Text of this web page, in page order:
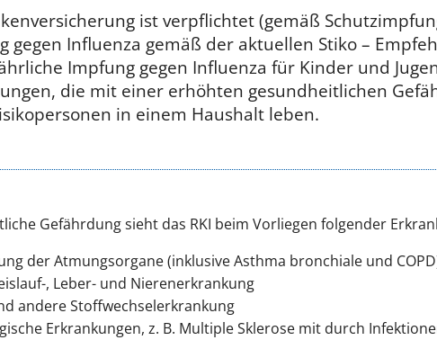
ist verpflichtet (gemäß
gegen Influenza gemäß der aktuellen Stiko –
Impfung gegen Influenza für Kinder und
die mit einer erhöhten gesundheitlichen
in einem Haushalt leben.
Gefährdung sieht das RKI beim Vorliegen folgender
der Atmungsorgane (inklusive Asthma bronchiale und
, Leber- und Nierenerkrankung
andere Stoffwechselerkrankung
Erkrankungen, z. B. Multiple Sklerose mit durch